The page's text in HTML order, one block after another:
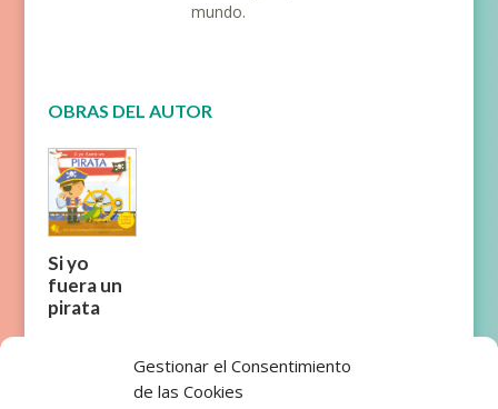
Gestionar el Consentimiento
de las Cookies
mundo.
OBRAS DEL AUTOR
Si yo
fuera un
pirata